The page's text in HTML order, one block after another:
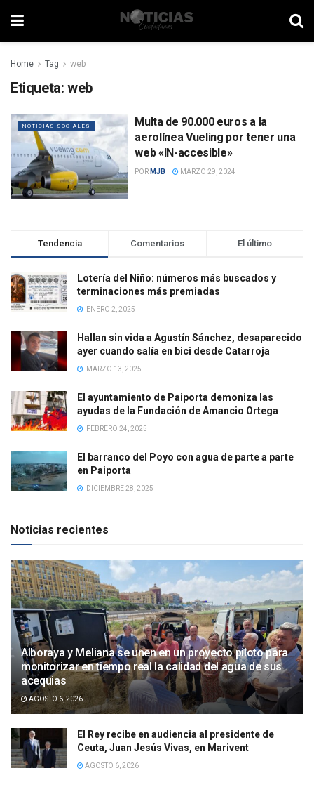
Home Tag web
Etiqueta: web
NOTICIAS SOCIALES
Multa de 90.000 euros a la
aerolínea Vueling por tener una
web «IN-accesible»
POR MJB MARZO 29, 2024
Tendencia Comentarios El último
Lotería del Niño: números más buscados y
terminaciones más premiadas
ENERO 2, 2025
Hallan sin vida a Agustín Sánchez, desaparecido
ayer cuando salía en bici desde Catarroja
MARZO 13, 2025
El ayuntamiento de Paiporta demoniza las
ayudas de la Fundación de Amancio Ortega
FEBRERO 24, 2025
El barranco del Poyo con agua de parte a parte
en Paiporta
DICIEMBRE 28, 2025
Noticias recientes
Alboraya y Meliana se unen en un proyecto piloto para
monitorizar en tiempo real la calidad del agua de sus
acequias
AGOSTO 6, 2026
El Rey recibe en audiencia al presidente de
Ceuta, Juan Jesús Vivas, en Marivent
AGOSTO 6, 2026